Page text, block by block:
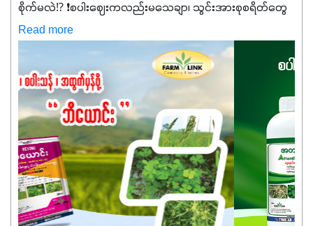
စိုက်မလဲ⁉️ ❗စပါးဈေးကလည်းမသေချာ၊ သွင်းအားစုစရိတ်တွေ
ကလည်း တက်နေတဲ့ဒီလိုအချိန်မှာ သွင်းအားစုဖိုးကို လျှော့ချပြီး
အထွက်နှုန်းကို ထိန်းထားနိုင်မှ ဦးကြီးတို့ အဆင်ပြေမှာနော် ✔️ဒါ
ကြောင့် ကိုယ်သုံးသမျှ ကိုယ့်အတွက်အကျိုးရစေမယ့်
အရည်အသွေးစိတ်ချရတဲ့ သွင်းအားစုပစ္စည်းတွေကိုပဲ ရွေးချယ်
သုံးသင့်ပါတယ်။
Read more